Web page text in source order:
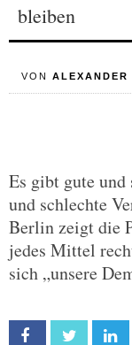
bleiben
VON ALEXANDER
Es gibt gute
und schlechte
Berlin zeigt die
jedes Mittel
sich „unsere
Facebook Twitter